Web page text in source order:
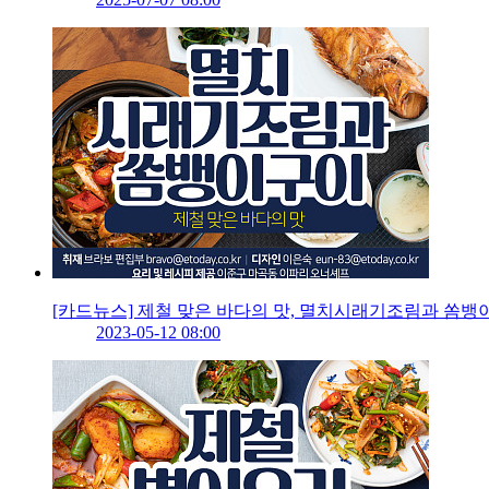
[카드뉴스] 제철 맞은 바다의 맛, 멸치시래기조림과 쏨뱅
2023-05-12 08:00